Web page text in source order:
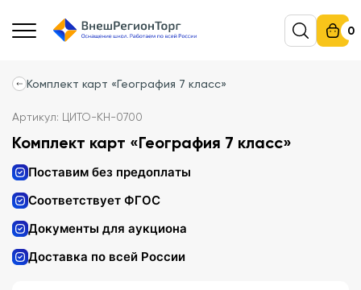
0
Комплект карт «География 7 класс»
Артикул: ЦИТО-КН-0700
Комплект карт «География 7 класс»
Поставим без предоплаты
Соответствует ФГОС
Документы для аукциона
Доставка по всей России